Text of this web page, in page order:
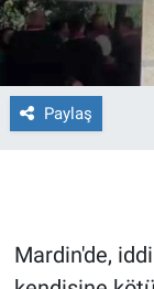
Paylaş
Mardin'de,
Gün
Gün Bitiyor
Günün